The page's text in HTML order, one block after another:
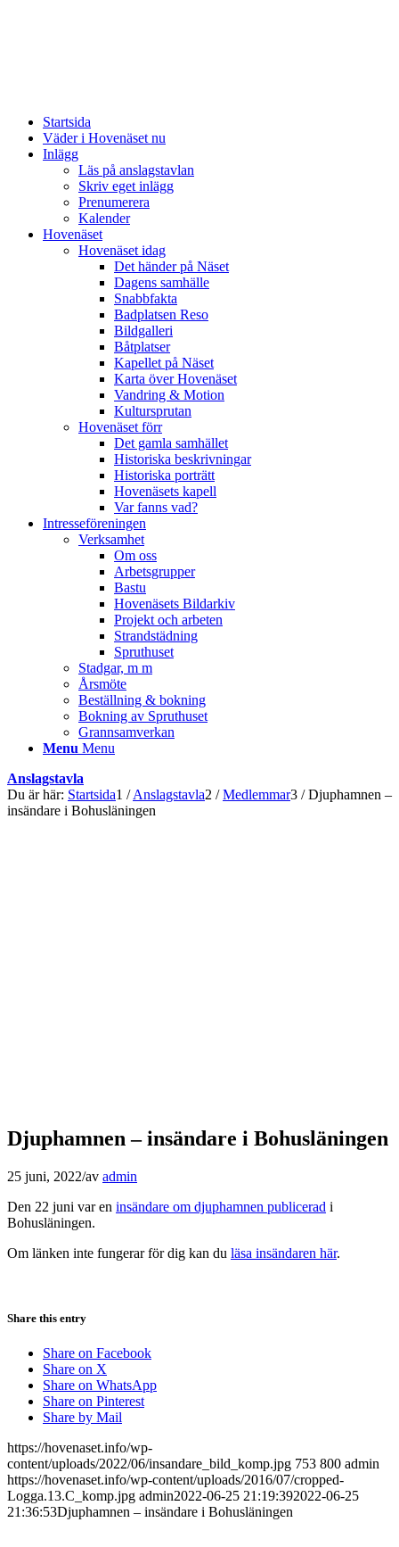
Startsida
Väder i Hovenäset nu
Inlägg
Läs på anslagstavlan
Skriv eget inlägg
Prenumerera
Kalender
Hovenäset
Hovenäset idag
Det händer på Näset
Dagens samhälle
Snabbfakta
Badplatsen Reso
Bildgalleri
Båtplatser
Kapellet på Näset
Karta över Hovenäset
Vandring & Motion
Kultursprutan
Hovenäset förr
Det gamla samhället
Historiska beskrivningar
Historiska porträtt
Hovenäsets kapell
Var fanns vad?
Intresseföreningen
Verksamhet
Om oss
Arbetsgrupper
Bastu
Hovenäsets Bildarkiv
Projekt och arbeten
Strandstädning
Spruthuset
Stadgar, m m
Årsmöte
Beställning & bokning
Bokning av Spruthuset
Grannsamverkan
Menu Menu
Anslagstavla
Du är här: Startsida1 / Anslagstavla2 / Medlemmar3 / Djuphamnen –
insändare i Bohusläningen
Djuphamnen – insändare i Bohusläningen
25 juni, 2022/av admin
Den 22 juni var en insändare om djuphamnen publicerad i
Bohusläningen.
Om länken inte fungerar för dig kan du läsa insändaren här.
Share this entry
Share on Facebook
Share on X
Share on WhatsApp
Share on Pinterest
Share by Mail
https://hovenaset.info/wp-
content/uploads/2022/06/insandare_bild_komp.jpg 753 800 admin
https://hovenaset.info/wp-content/uploads/2016/07/cropped-
Logga.13.C_komp.jpg admin2022-06-25 21:19:392022-06-25
21:36:53Djuphamnen – insändare i Bohusläningen